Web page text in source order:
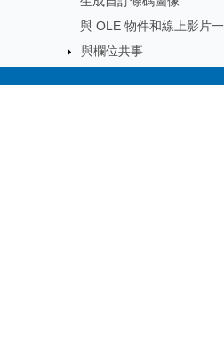
與 OLE 物件和線上影片
與欄位共事